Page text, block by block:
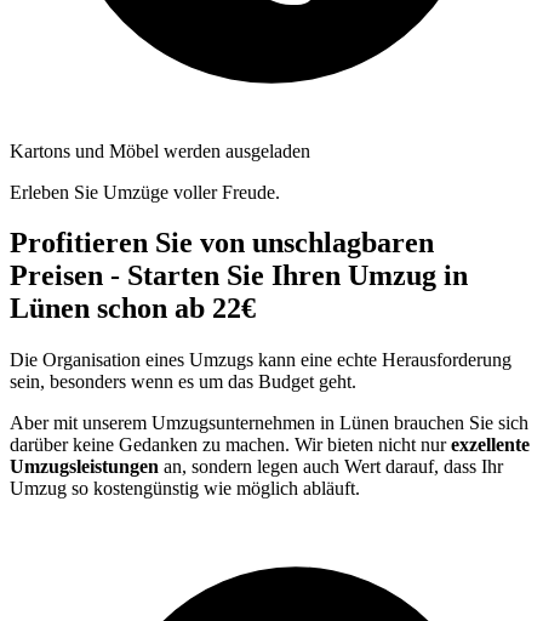
Kartons und Möbel werden ausgeladen
Erleben Sie Umzüge voller Freude.
Profitieren Sie von unschlagbaren
Preisen - Starten Sie Ihren Umzug in
Lünen schon ab 22€
Die Organisation eines Umzugs kann eine echte Herausforderung
sein, besonders wenn es um das Budget geht.
Aber mit unserem Umzugsunternehmen in Lünen brauchen Sie sich
darüber keine Gedanken zu machen. Wir bieten nicht nurexzellente
Umzugsleistungen an, sondern legen auch Wert darauf, dass Ihr
Umzug so kostengünstig wie möglich abläuft.